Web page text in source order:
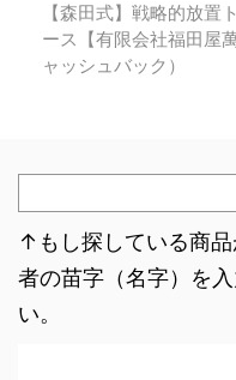
【森田式】戦略的放置
ース【有限会社福田屋
ャッシュバック）
↑もし探している商
者の苗字（名字）を
い。